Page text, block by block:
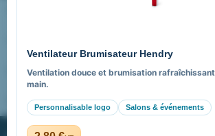
Ventilateur Brumisateur Hendry
Ventilation douce et brumisation
main.
Personnalisable logo Salons & événements
Nos expertises & accompagnement
FAQ sur Promenoch Goodies Pub
Pourquoi ça a marché à 100% pour moi ?